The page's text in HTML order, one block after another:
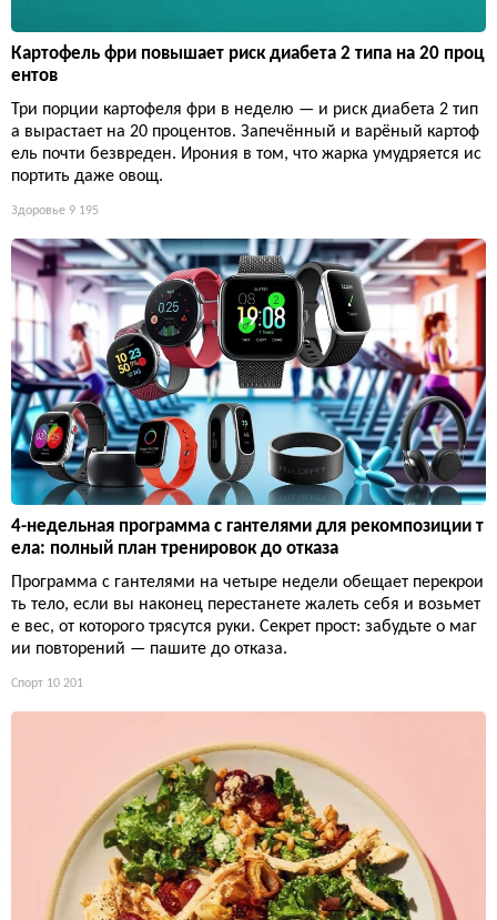
Картофель фри повышает риск диабета 2 типа на 20 проц
ентов
Три порции картофеля фри в неделю — и риск диабета 2 тип
а вырастает на 20 процентов. Запечённый и варёный картоф
ель почти безвреден. Ирония в том, что жарка умудряется ис
портить даже овощ.
Здоровье 9 195
4-недельная программа с гантелями для рекомпозиции т
ела: полный план тренировок до отказа
Программа с гантелями на четыре недели обещает перекрои
ть тело, если вы наконец перестанете жалеть себя и возьмет
е вес, от которого трясутся руки. Секрет прост: забудьте о маг
ии повторений — пашите до отказа.
Спорт 10 201